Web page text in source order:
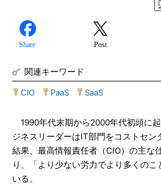
Share Post
関連キーワード
CIO PaaS SaaS
1990年代末期から2000年代初頭に
ジネスリーダーはIT部門をコストセン
結果、最高情報責任者（CIO）の主な
り、「より少ない労力でより多くの
いる。